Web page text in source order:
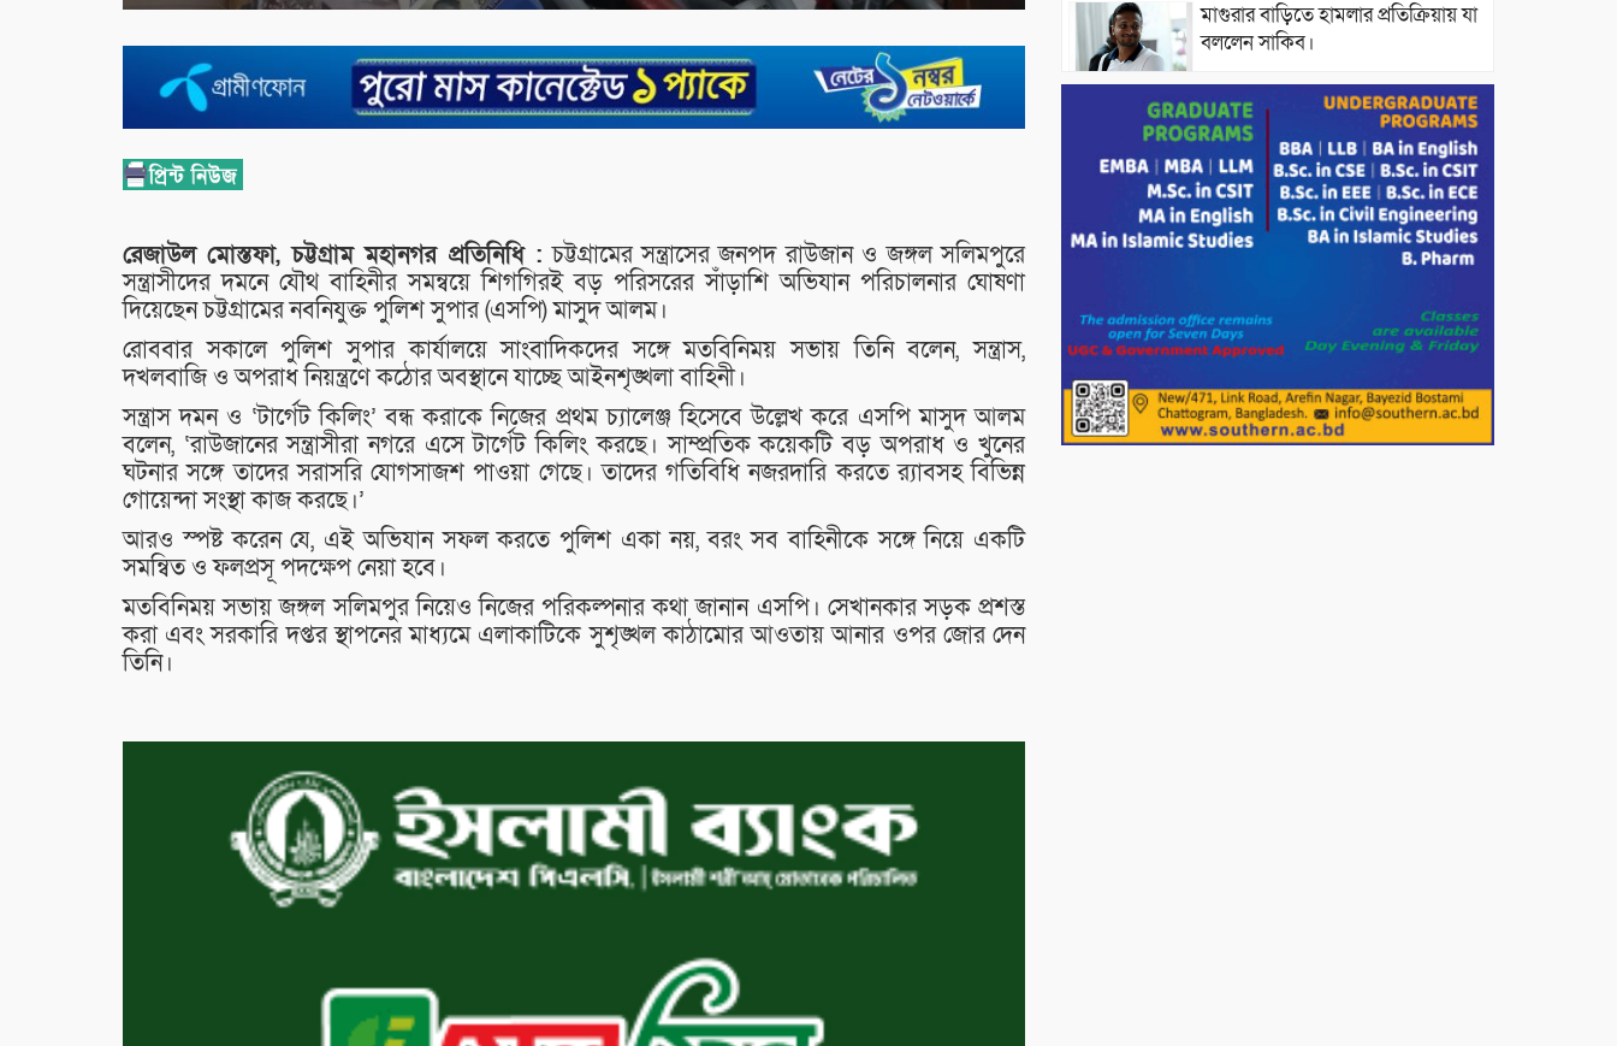
রেজাউল মোস্তফা, চট্টগ্রাম মহানগর প্রতিনিধি : চট্টগ্রামের সন্ত্রাসের জনপদ রাউজান ও জঙ্গল সলিমপুরে
সন্ত্রাসীদের দমনে যৌথ বাহিনীর সমন্বয়ে শিগগিরই বড় পরিসরের সাঁড়াশি অভিযান পরিচালনার ঘোষণা
দিয়েছেন চট্টগ্রামের নবনিযুক্ত পুলিশ সুপার (এসপি) মাসুদ আলম।
রোববার সকালে পুলিশ সুপার কার্যালয়ে সাংবাদিকদের সঙ্গে মতবিনিময় সভায় তিনি বলেন, সন্ত্রাস,
দখলবাজি ও অপরাধ নিয়ন্ত্রণে কঠোর অবস্থানে যাচ্ছে আইনশৃঙ্খলা বাহিনী।
সন্ত্রাস দমন ও ‘টার্গেট কিলিং’ বন্ধ করাকে নিজের প্রথম চ্যালেঞ্জ হিসেবে উল্লেখ করে এসপি মাসুদ আলম
বলেন, ‘রাউজানের সন্ত্রাসীরা নগরে এসে টার্গেট কিলিং করছে। সাম্প্রতিক কয়েকটি বড় অপরাধ ও খুনের
ঘটনার সঙ্গে তাদের সরাসরি যোগসাজশ পাওয়া গেছে। তাদের গতিবিধি নজরদারি করতে র‌্যাবসহ বিভিন্ন
গোয়েন্দা সংস্থা কাজ করছে।’
আরও স্পষ্ট করেন যে, এই অভিযান সফল করতে পুলিশ একা নয়, বরং সব বাহিনীকে সঙ্গে নিয়ে একটি
সমন্বিত ও ফলপ্রসূ পদক্ষেপ নেয়া হবে।
মতবিনিময় সভায় জঙ্গল সলিমপুর নিয়েও নিজের পরিকল্পনার কথা জানান এসপি। সেখানকার সড়ক প্রশস্ত
করা এবং সরকারি দপ্তর স্থাপনের মাধ্যমে এলাকাটিকে সুশৃঙ্খল কাঠামোর আওতায় আনার ওপর জোর দেন
তিনি।
মাগুরার বাড়িতে হামলার প্রতিক্রিয়ায় যা
বললেন সাকিব।
দেশীয় পাঁচ প্রজাতির ছোট মাছে
উদ্বেগজনক মাত্রায় মাইক্রোপ্লাস্টিকের
উপস্থিতি শনাক্ত ।
সরকারকে ব্যর্থ করতে দেশের বিরুদ্ধে
একটি দল চক্রান্ত চালিয়ে যাচ্ছে : রিজভী
সোনার দাম বাড়ানোর ঘোষণা।
ভারপ্রাপ্ত রাষ্ট্রপতি হাফিজ উদ্দিন
আহমদের সাথে এইচটি বাংলা অনলাইন
পোর্টাল ও আইপি টিভির সম্পাদক মোঃ
ইসমাইল হোসেনের সৌজন্য সাক্ষাৎ।